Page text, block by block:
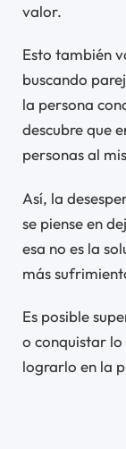
valor.
Esto también
buscando
la persona
descubre que
personas al
Así, la
se piense en
esa no es la
más
Es posible
o conquistar lo
lograrlo en la